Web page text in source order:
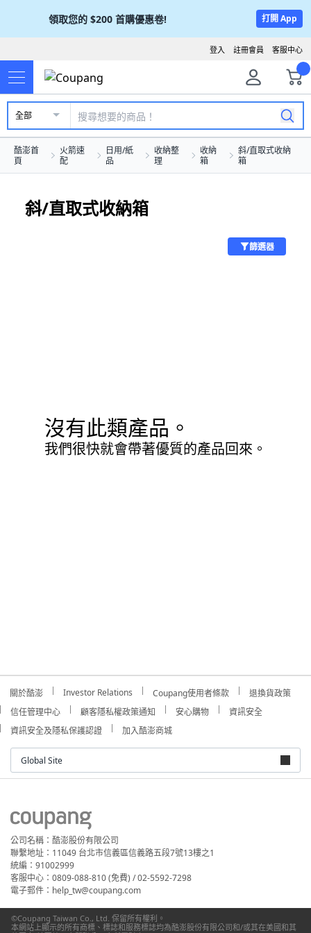
領取您的 $200 首購優惠卷! 打開 App
客服中心
註冊會員
登入
全部
酷澎首
頁
火箭速
配
日用/紙
品
收納整
理
收納
箱
斜/直取式收納
箱
斜/直取式收納箱
篩選器
沒有此類產品。
我們很快就會帶著優質的產品回來。
關於酷澎 Investor Relations Coupang使用者條款
退換貨政策
信任管理中心
顧客隱私權政策通知 安心購物
資訊安全
資訊安全及隱私保護認證
加入酷澎商城
Global Site
公司名稱：酷澎股份有限公司
聯繫地址：11049 台北市信義區信義路五段7號13樓之1
統編：91002999
客服中心：0809-088-810 (免費) / 02-5592-7298
電子郵件：help_tw@coupang.com
©Coupang Taiwan Co., Ltd. 保留所有權利。
本網站上顯示的所有商標、標誌和服務標誌均為酷澎股份有限公司和/或其在美國和其